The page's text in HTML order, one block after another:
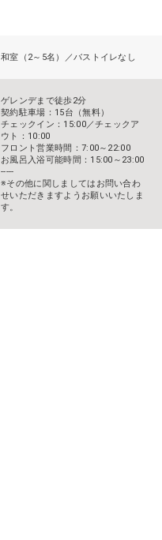
和室（2～5名）／バストイレなし
ゲレンデまで徒歩2分
契約駐車場：15台（無料）
チェックイン：15:00／チェックア
ウト：10:00
フロント営業時間：7:00～22:00
お風呂入浴可能時間：15:00～23:00
-----
※その他に関しましてはお問い合わ
せいただきますようお願いいたしま
す。